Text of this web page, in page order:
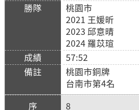
桃園市
2021 王媛昕
2023 邱意晴
2024 羅苡瑄
57:52
桃園市銅牌
台南市第4名
8